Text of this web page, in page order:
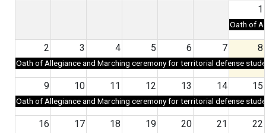
1
Oath of
2 3 4 5 6 7 8
Oath of Allegiance and Marching ceremony for territorial defense
9 10 11 12 13 14 15
Oath of Allegiance and Marching ceremony for territorial defense
16 17 18 19 20 21 22